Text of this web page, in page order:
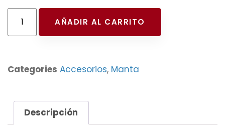
AÑADIR AL CARRITO
Categories Accesorios, Manta
Descripción